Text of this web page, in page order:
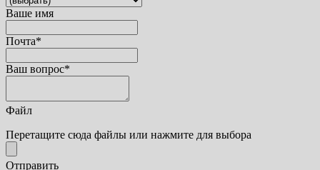
Ваше имя
Почта*
Ваш вопрос*
Файл
Перетащите сюда файлы или нажмите для выбора
Отправить